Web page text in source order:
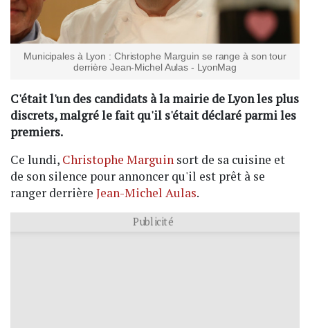
Municipales à Lyon : Christophe Marguin se range à son tour
derrière Jean-Michel Aulas - LyonMag
C'était l'un des candidats à la mairie de Lyon les plus
discrets, malgré le fait qu'il s'était déclaré parmi les
premiers.
Ce lundi, Christophe Marguin sort de sa cuisine et
de son silence pour annoncer qu'il est prêt à se
ranger derrière Jean-Michel Aulas.
Publicité